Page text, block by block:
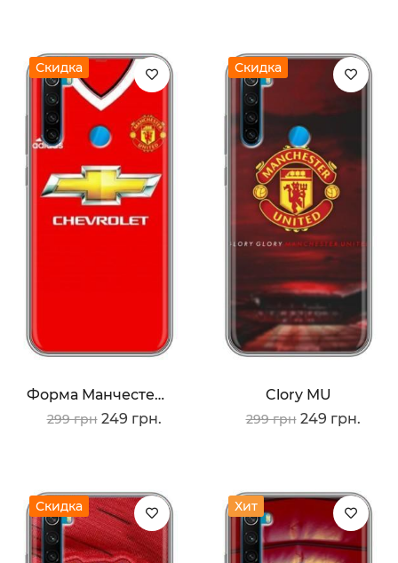
Скидка
Форма Манчестера Юнайтед
299 грн 249 грн.
Скидка
Clory MU
299 грн 249 грн.
Скидка Хит